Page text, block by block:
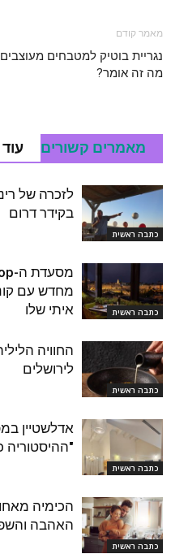
מאמר קודם
נגריית בוטיק למטבחים
מה זה אומר?
מאמרים קשורים
כתבה ראשית
לזכרה של
בקידר דרום
כתבה ראשית
מחדש עם
איתי שלו
כתבה ראשית
החוויה
לירושלים
כתבה ראשית
אדלשטיין
כתבה ראשית
הכימיה
האהבה